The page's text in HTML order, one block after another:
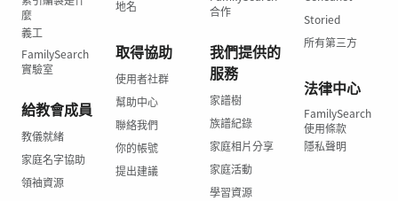
麼
義工
FamilySearch
實驗室
給教會成員
教儀就緒
家庭名字協助
領袖資源
地名
取得協助
使用者社群
幫助中心
聯絡我們
你的帳號
提出建議
合作
我們提供的
服務
家譜樹
族譜紀錄
家庭相片分享
家庭活動
學習資源
Storied
所有第三方
法律中心
FamilySearch
使用條款
隱私聲明